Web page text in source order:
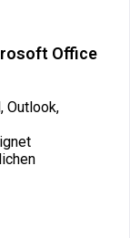
Office
Outlook,